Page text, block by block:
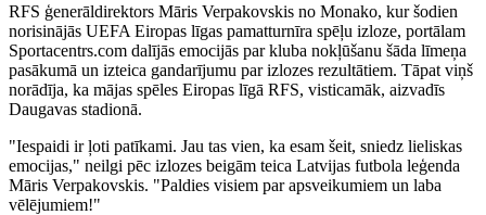
RFS ģenerāldirektors Māris Verpakovskis no Monako, kur šodien
norisinājās UEFA Eiropas līgas pamatturnīra spēļu izloze, portālam
Sportacentrs.com dalījās emocijās par kluba nokļūšanu šāda līmeņa
pasākumā un izteica gandarījumu par izlozes rezultātiem. Tāpat viņš
norādīja, ka mājas spēles Eiropas līgā RFS, visticamāk, aizvadīs
Daugavas stadionā.
"Iespaidi ir ļoti patīkami. Jau tas vien, ka esam šeit, sniedz lieliskas
emocijas," neilgi pēc izlozes beigām teica Latvijas futbola leģenda
Māris Verpakovskis. "Paldies visiem par apsveikumiem un laba
vēlējumiem!"